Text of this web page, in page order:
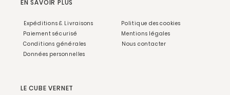
EN SAVOIR PLUS
Expéditions & Livraisons
Paiement sécurisé
Conditions générales
Données personnelles
Politique des cookies
Mentions légales
Nous contacter
LE CUBE VERNET